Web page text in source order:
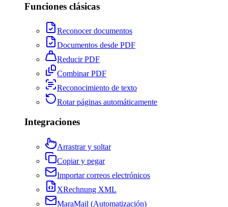
Funciones clásicas
Reconocer documentos
Documentos desde PDF
Reducir PDF
Combinar PDF
Reconocimiento de texto
Rotar páginas automáticamente
Integraciones
Arrastrar y soltar
Copiar y pegar
Importar correos electrónicos
XRechnung XML
MaraMail (Automatización)